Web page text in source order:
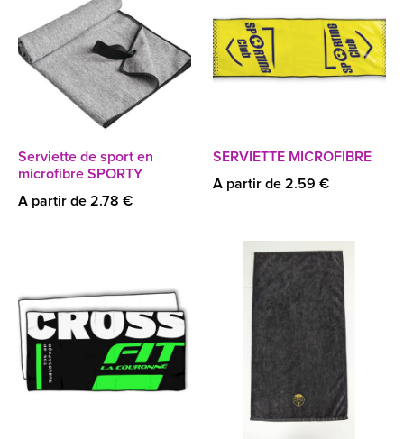
Serviette de sport en
microfibre SPORTY
A partir de 2.78 €
SERVIETTE MICROFIBRE
A partir de 2.59 €